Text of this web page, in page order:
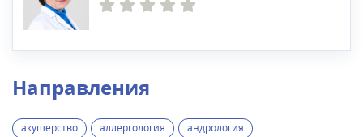
Направления
акушерство аллергология
андрология